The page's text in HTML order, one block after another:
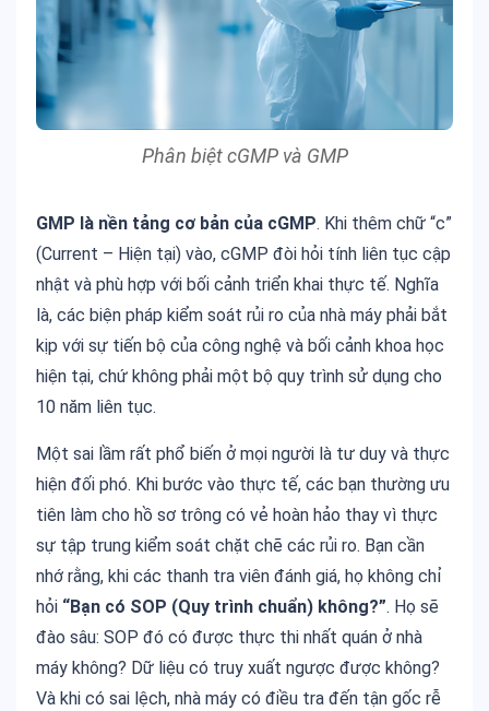
Phân biệt cGMP và GMP
GMP là nền tảng cơ bản của cGMP. Khi thêm chữ “c”
(Current – Hiện tại) vào, cGMP đòi hỏi tính liên tục cập
nhật và phù hợp với bối cảnh triển khai thực tế. Nghĩa
là, các biện pháp kiểm soát rủi ro của nhà máy phải bắt
kịp với sự tiến bộ của công nghệ và bối cảnh khoa học
hiện tại, chứ không phải một bộ quy trình sử dụng cho
10 năm liên tục.
Một sai lầm rất phổ biến ở mọi người là tư duy và thực
hiện đối phó. Khi bước vào thực tế, các bạn thường ưu
tiên làm cho hồ sơ trông có vẻ hoàn hảo thay vì thực
sự tập trung kiểm soát chặt chẽ các rủi ro. Bạn cần
nhớ rằng, khi các thanh tra viên đánh giá, họ không chỉ
hỏi “Bạn có SOP (Quy trình chuẩn) không?”. Họ sẽ
đào sâu: SOP đó có được thực thi nhất quán ở nhà
máy không? Dữ liệu có truy xuất ngược được không?
Và khi có sai lệch, nhà máy có điều tra đến tận gốc rễ